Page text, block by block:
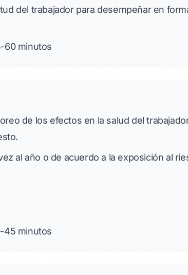
del trabajador para desempeñar en
60 minutos
de los efectos en la salud del
al año o de acuerdo a la exposición al
45 minutos